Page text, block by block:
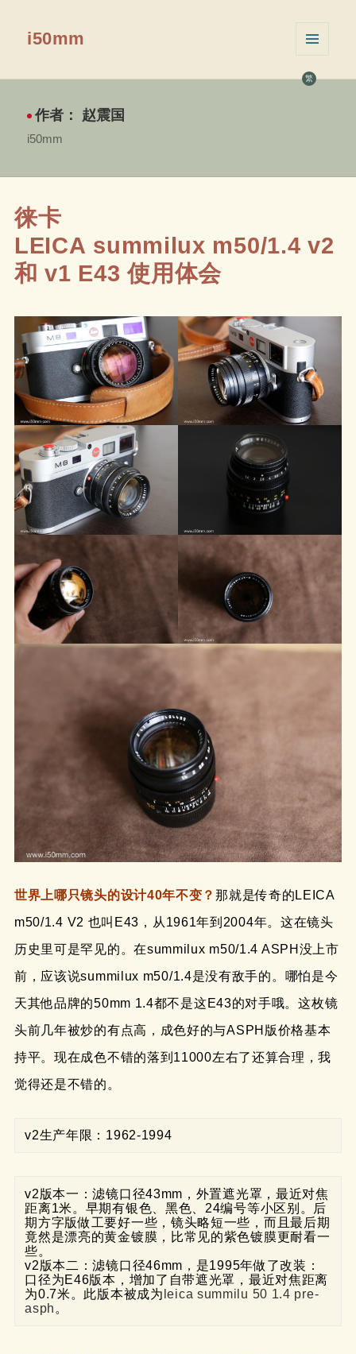
繁
i50mm
挂件
作者： 赵震国
i50mm
徕卡
LEICA summilux m50/1.4 v2
和 v1 E43 使用体会
世界上哪只镜头的设计40年不变？那就是传奇的LEICA
m50/1.4 V2 也叫E43，从1961年到2004年。这在镜头
历史里可是罕见的。在summilux m50/1.4 ASPH没上市
前，应该说summilux m50/1.4是没有敌手的。哪怕是今
天其他品牌的50mm 1.4都不是这E43的对手哦。这枚镜
头前几年被炒的有点高，成色好的与ASPH版价格基本
持平。现在成色不错的落到11000左右了还算合理，我
觉得还是不错的。
v2生产年限：1962-1994
v2版本一：滤镜口径43mm，外置遮光罩，最近对焦
距离1米。早期有银色、黑色、24编号等小区别。后
期方字版做工要好一些，镜头略短一些，而且最后期
竟然是漂亮的黄金镀膜，比常见的紫色镀膜更耐看一
些。
v2版本二：滤镜口径46mm，是1995年做了改装：
口径为E46版本，增加了自带遮光罩，最近对焦距离
为0.7米。此版本被成为 leica summilu 50 1.4 pre-
asph 。